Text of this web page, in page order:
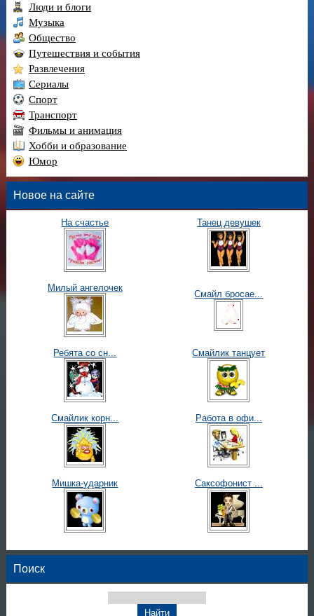
Люди и блоги
Музыка
Общество
Путешествия и события
Развлечения
Сериалы
Спорт
Транспорт
Фильмы и анимация
Хобби и образование
Юмор
Новое на сайте
На счастье Танец девушек
Милый ангелочек
Смайл бросае...
Ребята со сн... Смайлик танцует
Смайлик корн... Работа в офи...
Мишка-ударник Саксофонист ...
Поиск